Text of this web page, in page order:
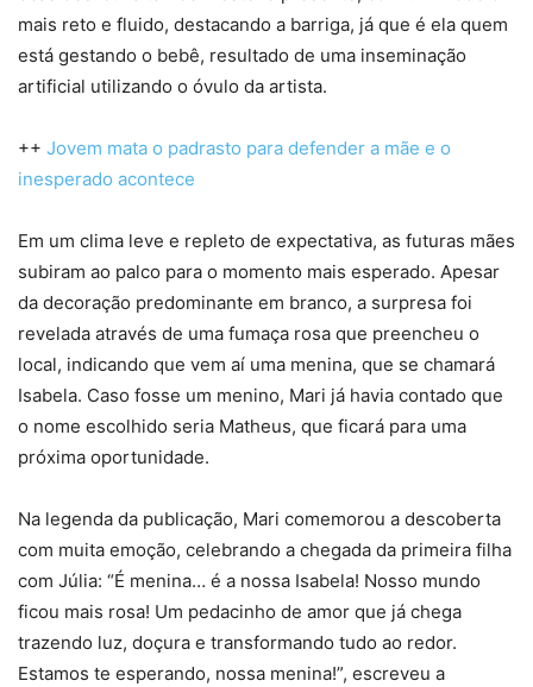
mais reto e fluido, destacando a barriga, já que é ela quem
está gestando o bebê, resultado de uma inseminação
artificial utilizando o óvulo da artista.
++ Jovem mata o padrasto para defender a mãe e o
inesperado acontece
Em um clima leve e repleto de expectativa, as futuras mães
subiram ao palco para o momento mais esperado. Apesar
da decoração predominante em branco, a surpresa foi
revelada através de uma fumaça rosa que preencheu o
local, indicando que vem aí uma menina, que se chamará
Isabela. Caso fosse um menino, Mari já havia contado que
o nome escolhido seria Matheus, que ficará para uma
próxima oportunidade.
Na legenda da publicação, Mari comemorou a descoberta
com muita emoção, celebrando a chegada da primeira filha
com Júlia: “É menina… é a nossa Isabela! Nosso mundo
ficou mais rosa! Um pedacinho de amor que já chega
trazendo luz, doçura e transformando tudo ao redor.
Estamos te esperando, nossa menina!”, escreveu a